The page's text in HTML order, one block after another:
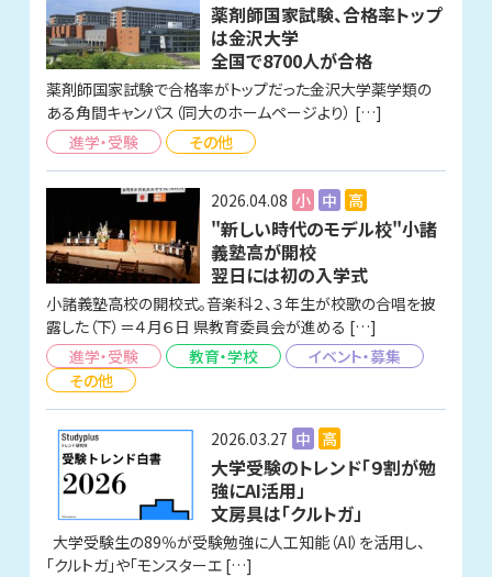
薬剤師国家試験、合格率トップ
は金沢大学
全国で8700人が合格
薬剤師国家試験で合格率がトップだった金沢大学薬学類の
ある角間キャンパス（同大のホームページより） […]
進学・受験
その他
2026.04.08 小 中 高
"新しい時代のモデル校"小諸
義塾高が開校
翌日には初の入学式
小諸義塾高校の開校式。音楽科２、３年生が校歌の合唱を披
露した（下）＝４月６日 県教育委員会が進める […]
進学・受験
教育・学校
イベント・募集
その他
2026.03.27 中 高
大学受験のトレンド「９割が勉
強にAI活用」
文房具は「クルトガ」
大学受験生の89％が受験勉強に人工知能（AI）を活用し、
「クルトガ」や「モンスターエ […]